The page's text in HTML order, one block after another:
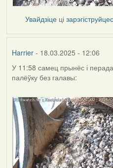
Увайдзіце ці
Harrier- 18.03.2025 - 12:06
У 11:58 самец прынёс і
палёўку без галавы: